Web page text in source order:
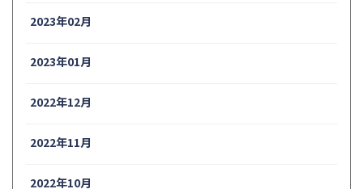
2023年02月
2023年01月
2022年12月
2022年11月
2022年10月